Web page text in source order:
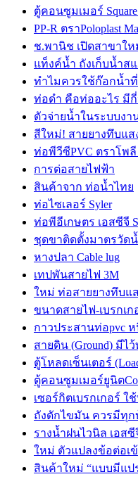
ตู้คอนซูมเมอร์
PP-R ตราPoloplast
ช.พานิช เปิดสาขาใ
แท็งค์น้ำ ถังเก็บน้ำส
ทำไมควรใช้ก๊อกน้ำ
ท่อดำ คือท่ออะไร มีกี่
ตัวจ่ายน้ำในระบบงา
สีใหม่! สายยางทึบแส
ท่อพีวีซีPVC ตราโพ
การต่อสายไฟฟ้า
สินค้าจาก ท่อน้ำไทย
ท่อไซเลอร์ Syler
ท่อพีอีเกษตร เอสซีจี
ชุดขาติดตั้งมาตรวัด
หางปลา Cable lug
เทปพันสายไฟ 3M
ใหม่ ท่อสายยางทึบแ
ขนาดสายไฟ-เบรกเ
กาวประสานท่อpvc
สายดิน (Ground) มีไ
ตู้โหลดเซ็นเตอร์
ตู้คอนซูมเมอร์ยูนิต
เซอร์กิตเบรกเกอร์ ใ
ถังดักไขมัน ควรมีทุก
รางน้ำฝนไวนิล เอสซี
ใหม่ ตัวแปลงข้อต่อเ
สินค้าใหม่ “แบบมีแป